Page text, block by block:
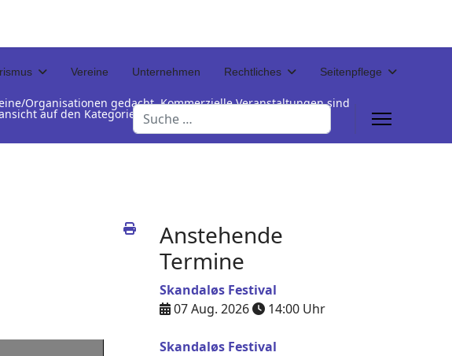
Vereine Unternehmen Rechtliches Seitenpflege
Suchen
Organisationen gedacht. Kommerzielle Veranstaltungen sind
auf den Kategorienamen unterhalb der Termintabelle
Anstehende
Termine
Skandaløs Festival
07 Aug. 2026
14:00 Uhr
Skandaløs Festival